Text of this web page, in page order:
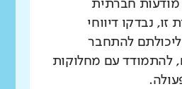
מודעות חברתית
זו, נבדקו דיווחי
להתחבר
להתמודד עם מחלוקות